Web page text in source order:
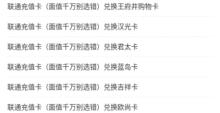
联通充值卡（面值千万别选错）兑换王府井购物卡
联通充值卡（面值千万别选错）兑换汉光卡
联通充值卡（面值千万别选错）兑换君太卡
联通充值卡（面值千万别选错）兑换蓝岛卡
联通充值卡（面值千万别选错）兑换吉祥卡
联通充值卡（面值千万别选错）兑换欧尚卡